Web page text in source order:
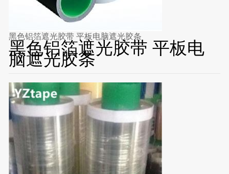
黑色铝箔遮光胶带 平板电脑遮光胶条
黑色铝箔遮光胶带 平板电
脑遮光胶条